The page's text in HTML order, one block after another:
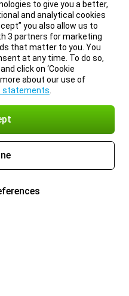
to give you a better,
and analytical cookies
you also allow us to
3 partners for marketing
that matter to you. You
at any time. To do so,
click on ‘Cookie
about our use of
statements